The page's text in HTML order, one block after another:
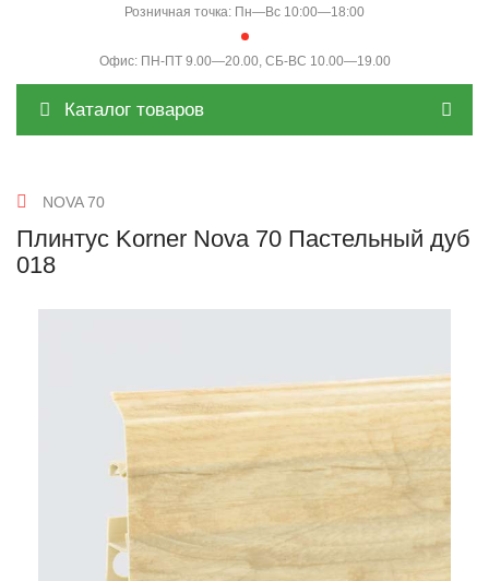
Розничная точка: Пн—Вс 10:00—18:00
Офис: ПН-ПТ 9.00—20.00, СБ-ВС 10.00—19.00
Каталог товаров
NOVA 70
Плинтус Korner Nova 70 Пастельный дуб
018